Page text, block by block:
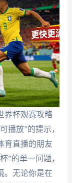
界杯观赛攻略
播放”的提示，
育直播的朋友
”的单一问题，
。无论你是在